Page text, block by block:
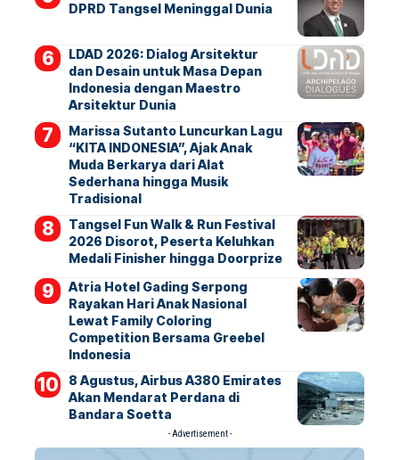
DPRD Tangsel Meninggal Dunia
LDAD 2026: Dialog Arsitektur
dan Desain untuk Masa Depan
Indonesia dengan Maestro
Arsitektur Dunia
Marissa Sutanto Luncurkan Lagu
“KITA INDONESIA”, Ajak Anak
Muda Berkarya dari Alat
Sederhana hingga Musik
Tradisional
Tangsel Fun Walk & Run Festival
2026 Disorot, Peserta Keluhkan
Medali Finisher hingga Doorprize
Atria Hotel Gading Serpong
Rayakan Hari Anak Nasional
Lewat Family Coloring
Competition Bersama Greebel
Indonesia
8 Agustus, Airbus A380 Emirates
Akan Mendarat Perdana di
Bandara Soetta
- Advertisement -